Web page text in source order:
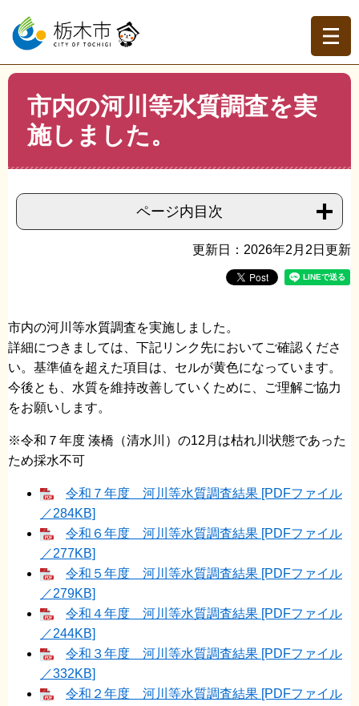
ー
の
先
ニ
ー
を
本
現在地
トップページ >組織でさがす >環境課 >市内の河川等水
質調査を実施しました。
市内の河川等水質調査を実
施しました。
ページ内目次
更新日：2026年2月2日更新
市内の河川等水質調査を実施しました。
詳細につきましては、下記リンク先においてご確認くださ
い。基準値を超えた項目は、セルが黄色になっています。
今後とも、水質を維持改善していくために、ご理解ご協力
をお願いします。
※令和７年度 湊橋（清水川）の12月は枯れ川状態であった
ため採水不可
令和７年度 河川等水質調査結果 [PDFファイル
／284KB]
令和６年度 河川等水質調査結果 [PDFファイル
／277KB]
令和５年度 河川等水質調査結果 [PDFファイル
／279KB]
令和４年度 河川等水質調査結果 [PDFファイル
／244KB]
令和３年度 河川等水質調査結果 [PDFファイル
／332KB]
令和２年度 河川等水質調査結果 [PDFファイル